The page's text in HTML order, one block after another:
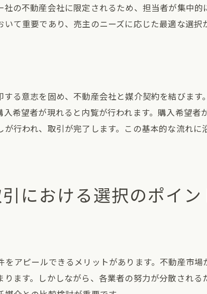
スク
介の違いを徹底解説
方法
の不動産会社に限定されるため、担当者が集中的
て重要であり、売主のニーズに応じた最適な選択
る意志を固め、不動産会社と媒介契約を結びます
希望者が現れると内覧が行われます。購入希望者
行われ、取引が完了します。この基本的な流れに
における選択のポイン
アピールできるメリットがあります。不動産市場
ます。しかしながら、各業者の努力が分散される